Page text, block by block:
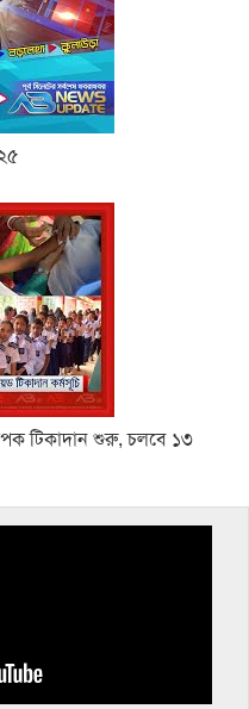
টিকাদান শুরু, চলবে ১৩